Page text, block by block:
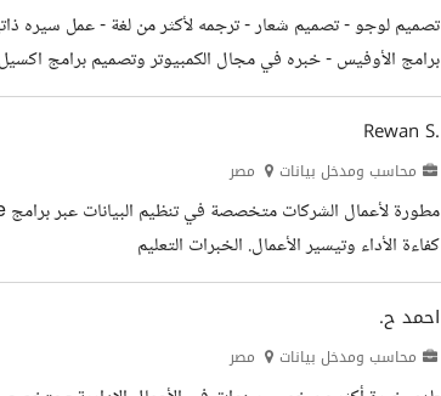
برامج الأوفيس - خبره في مجال الكمبيوتر وتصميم برامج
Rewan S.
محاسب ومدخل بيانات مصر
كفاءة الأداء وتيسير الأعمال. الخبرات التعليم
احمد ح.
محاسب ومدخل بيانات مصر